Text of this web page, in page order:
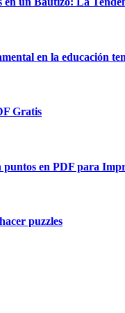
en la educación
Gratis
puntos en PDF para
puzzles